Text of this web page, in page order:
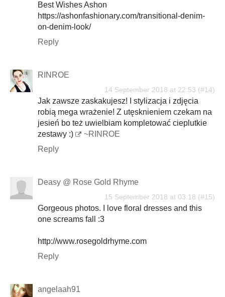
Best Wishes Ashon
https://ashonfashionary.com/transitional-denim-
on-denim-look/
Reply
RINROE
14 September 2018 at 22:53
Jak zawsze zaskakujesz! I stylizacja i zdjęcia
robią mega wrażenie! Z utęsknieniem czekam na
jesień bo też uwielbiam kompletować cieplutkie
zestawy :)
~RINROE
Reply
Deasy @ Rose Gold Rhyme
15 September 2018 at 03:18
Gorgeous photos. I love floral dresses and this
one screams fall :3
http://www.rosegoldrhyme.com
Reply
angelaah91